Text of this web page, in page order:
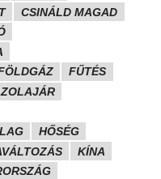
CSINÁLD MAGAD
FŰTÉS
HŐSÉG
KÍNA